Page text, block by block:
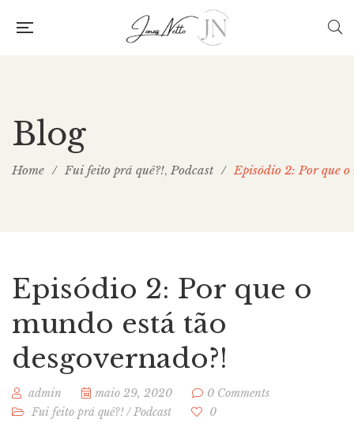
Blog
Home / Fui feito prá quê?!, Podcast / Episódio 2: Por que o
Episódio 2: Por que o
mundo está tão
desgovernado?!
admin maio 29, 2020
0 Comments
Fui feito prá quê?! /Podcast 0